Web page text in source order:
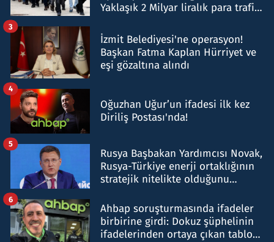
Yaklaşık 2 Milyar liralık para trafiği
İzmit Belediyesi'ne operasyon!
Başkan Fatma Kaplan Hürriyet ve
eşi gözaltına alındı
3
Oğuzhan Uğur’un ifadesi ilk kez
Diriliş Postası'nda!
4
Rusya Başbakan Yardımcısı Novak,
Rusya-Türkiye enerji ortaklığının
stratejik nitelikte olduğunu
5
Ahbap soruşturmasında ifadeler
birbirine girdi: Dokuz şüphelinin
ifadelerinden ortaya çıkan tablo
6